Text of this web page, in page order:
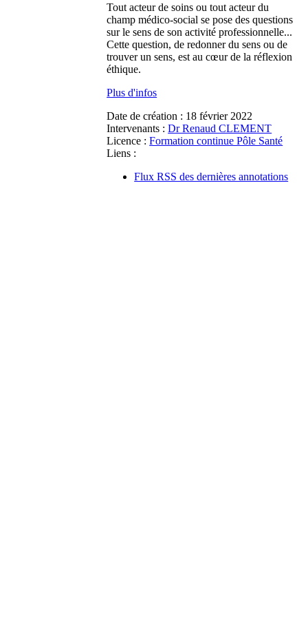
Tout acteur de soins ou tout acteur du
champ médico-social se pose des questions
sur le sens de son activité professionnelle...
Cette question, de redonner du sens ou de
trouver un sens, est au cœur de la réflexion
éthique.
Plus d'infos
Date de création : 18 février 2022
Intervenants : Dr Renaud CLEMENT
Licence : Formation continue Pôle Santé
Liens :
Flux RSS des dernières annotations